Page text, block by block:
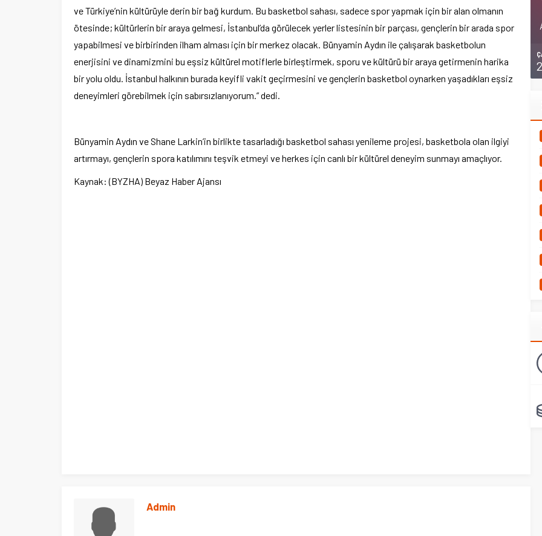
ve Türkiye’nin kültürüyle derin bir bağ kurdum. Bu basketbol sahası, sadece spor yapmak için bir alan olmanın
ötesinde; kültürlerin bir araya gelmesi, İstanbul’da görülecek yerler listesinin bir parçası, gençlerin bir arada spor
yapabilmesi ve birbirinden ilham alması için bir merkez olacak. Bünyamin Aydın ile çalışarak basketbolun
enerjisini ve dinamizmini bu eşsiz kültürel motiflerle birleştirmek, sporu ve kültürü bir araya getirmenin harika
bir yolu oldu. İstanbul halkının burada keyifli vakit geçirmesini ve gençlerin basketbol oynarken yaşadıkları eşsiz
deneyimleri görebilmek için sabırsızlanıyorum.” dedi.
Bünyamin Aydın ve Shane Larkin’in birlikte tasarladığı basketbol sahası yenileme projesi, basketbola olan ilgiyi
artırmayı, gençlerin spora katılımını teşvik etmeyi ve herkes için canlı bir kültürel deneyim sunmayı amaçlıyor.
Kaynak: (BYZHA) Beyaz Haber Ajansı
Admin